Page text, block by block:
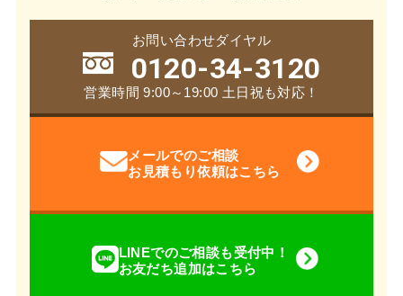
お問い合わせダイヤル
0120-34-3120
営業時間 9:00～19:00 土日祝も対応！
メールでのご相談
お見積もり依頼はこちら
LINEでのご相談も受付中！
お友だち追加はこちら